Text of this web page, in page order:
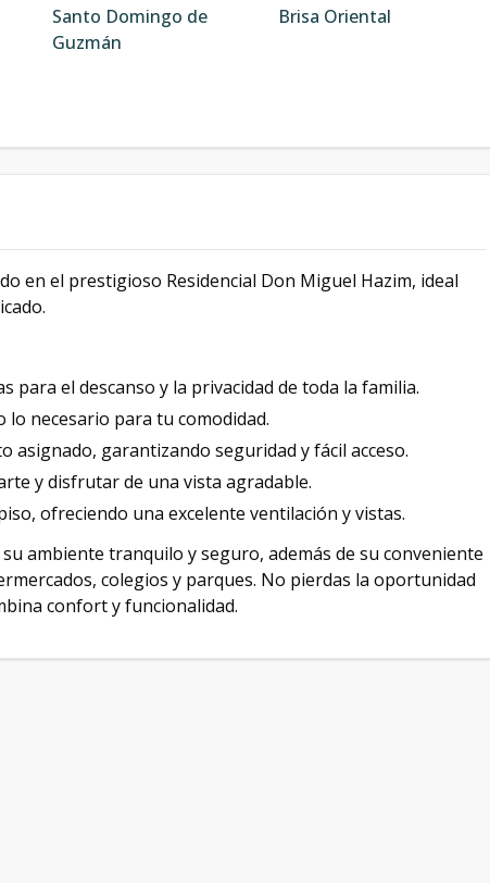
Santo Domingo de
Guzmán
Brisa Oriental
en el prestigioso Residencial Don Miguel Hazim, ideal
para el descanso y la privacidad de toda la familia.
necesario para tu comodidad.
asignado, garantizando seguridad y fácil acceso.
y disfrutar de una vista agradable.
ofreciendo una excelente ventilación y vistas.
ambiente tranquilo y seguro, además de su conveniente
colegios y parques. No pierdas la oportunidad
confort y funcionalidad.